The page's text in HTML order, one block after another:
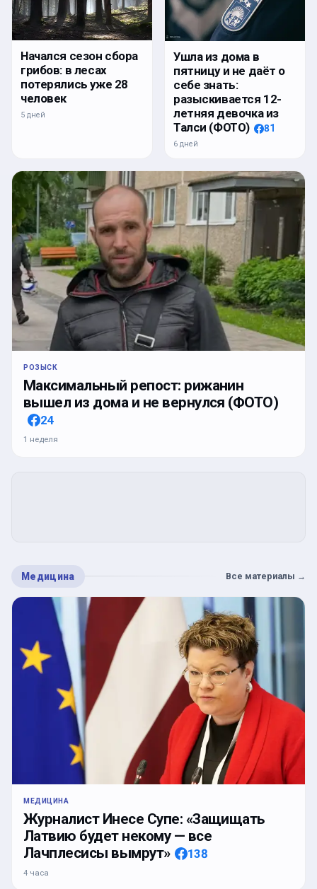
Начался сезон сбора
грибов: в лесах
потерялись уже 28
человек
5 дней
Ушла из дома в
пятницу и не даёт о
себе знать:
разыскивается 12-
летняя девочка из
Талси (ФОТО)
81
6 дней
РОЗЫСК
Максимальный репост: рижанин
вышел из дома и не вернулся (ФОТО)
24
1 неделя
Медицина Все материалы →
МЕДИЦИНА
Журналист Инесе Супе: «Защищать
Латвию будет некому — все
Лачплесисы вымрут»
138
4 часа